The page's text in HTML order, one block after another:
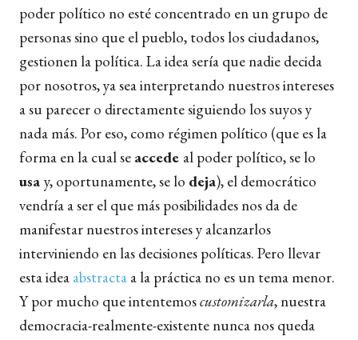
poder político no esté concentrado en un grupo de
personas sino que el pueblo, todos los ciudadanos,
gestionen la política. La ideasería que nadie decida
por nosotros, ya sea interpretando nuestros intereses
a su parecer o directamente siguiendo los suyos y
nada más. Por eso, como régimen político (que es la
forma en la cual se accede al poder político, se lo
usa y, oportunamente, se lo deja), el democrático
vendría a ser el que más posibilidades nos da de
manifestar nuestros intereses y alcanzarlos
interviniendo en las decisiones políticas. Pero llevar
esta idea abstracta a la práctica no es un tema menor.
Y por mucho que intentemoscustomizarla, nuestra
democracia-realmente-existente nunca nos queda